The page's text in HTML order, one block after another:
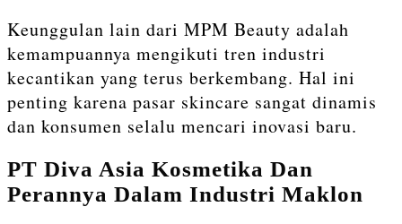
Keunggulan lain dari MPM Beauty adalah
kemampuannya mengikuti tren industri
kecantikan yang terus berkembang. Hal ini
penting karena pasar skincare sangat dinamis
dan konsumen selalu mencari inovasi baru.
PT Diva Asia Kosmetika Dan
Perannya Dalam Industri Maklon